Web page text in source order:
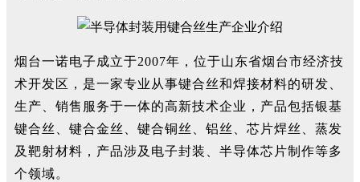
烟台一诺电子 成立于2007年，位于山东省烟台市经济技
术开发区，是一家专业从事键合丝和焊接材料的研发、
生产、销售服务于一体的高新技术企业，产品包括银基
键合丝
键合金丝 键合铜丝 铝丝 芯片焊丝
蒸发
及靶射材料 ，产品涉及 电子封装 半导体芯片制作等多
个领域。